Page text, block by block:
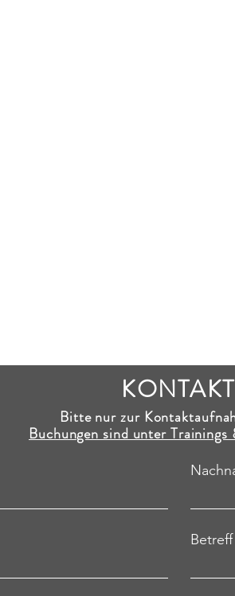
KONTAKT
Betreff
Bitte nur zur
Buchungen sind unter Trainings